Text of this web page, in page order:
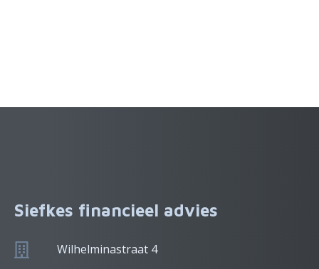
Siefkes financieel advies
Wilhelminastraat 4